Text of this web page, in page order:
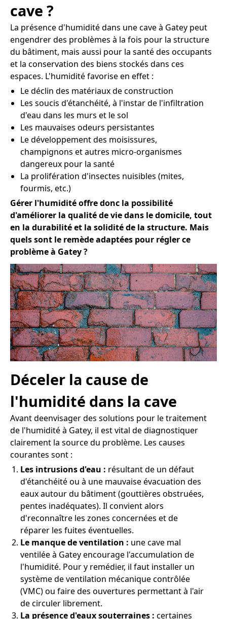
cave ?
La présence d'humidité dans une cave à Gatey peut
engendrer des problèmes à la fois pour la structure
du bâtiment, mais aussi pour la santé des occupants
et la conservation des biens stockés dans ces
espaces. L'humidité favorise en effet :
Le déclin des matériaux de construction
Les soucis d'étanchéité, à l'instar de l'infiltration
d'eau dans les murs et le sol
Les mauvaises odeurs persistantes
Le développement des moisissures,
champignons et autres micro-organismes
dangereux pour la santé
La prolifération d'insectes nuisibles (mites,
fourmis, etc.)
Gérer l'humidité offre donc la possibilité
d'améliorer la qualité de vie dans le domicile, tout
en la durabilité et la solidité de la structure. Mais
quels sont le remède adaptées pour régler ce
problème à Gatey ?
Déceler la cause de
l'humidité dans la cave
Avant deenvisager des solutions pour le traitement
de l'humidité à Gatey, il est vital de diagnostiquer
clairement la source du problème. Les causes
courantes sont :
Les intrusions d'eau : résultant de un défaut
d'étanchéité ou à une mauvaise évacuation des
eaux autour du bâtiment (gouttières obstruées,
pentes inadéquates). Il convient alors
d'reconnaître les zones concernées et de
réparer les fuites éventuelles.
Le manque de ventilation : une cave mal
ventilée à Gatey encourage l'accumulation de
l'humidité. Pour y remédier, il faut installer un
système de ventilation mécanique contrôlée
(VMC) ou faire des ouvertures permettant à l'air
de circuler librement.
La présence d'eaux souterraines : certaines